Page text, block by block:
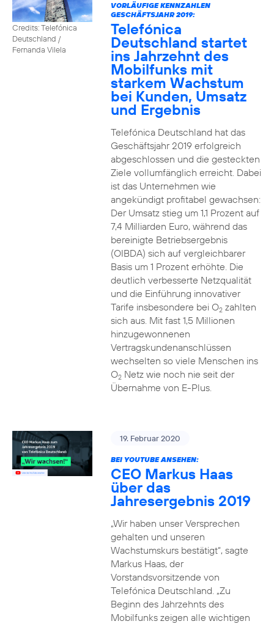
Credits: Telefónica
Deutschland /
Fernanda Vilela
VORLÄUFIGE KENNZAHLEN
GESCHÄFTSJAHR 2019:
Telefónica
Deutschland startet
ins Jahrzehnt des
Mobilfunks mit
starkem Wachstum
bei Kunden, Umsatz
und Ergebnis
Telefónica Deutschland hat das
Geschäftsjahr 2019 erfolgreich
abgeschlossen und die gesteckten
Ziele vollumfänglich erreicht. Dabei
ist das Unternehmen wie
angekündigt profitabel gewachsen:
Der Umsatz stieg um 1,1 Prozent auf
7,4 Milliarden Euro, während das
bereinigte Betriebsergebnis
(OIBDA) sich auf vergleichbarer
Basis um 1 Prozent erhöhte. Die
deutlich verbesserte Netzqualität
und die Einführung innovativer
Tarife insbesondere bei O2zahlten
sich aus. Mit fast 1,5 Millionen
hinzugewonnenen
Vertragskundenanschlüssen
wechselten so viele Menschen ins
O2Netz wie noch nie seit der
Übernahme von E-Plus.
19. Februar 2020
BEI YOUTUBE ANSEHEN:
CEO Markus Haas
über das
Jahresergebnis 2019
„Wir haben unser Versprechen
gehalten und unseren
Wachstumskurs bestätigt“, sagte
Markus Haas, der
Vorstandsvorsitzende von
Telefónica Deutschland. „Zu
Beginn des Jahrzehnts des
Mobilfunks zeigen alle wichtigen